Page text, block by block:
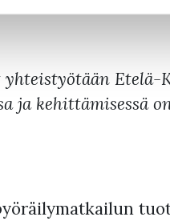
Etelä-
ja kehittämisessä